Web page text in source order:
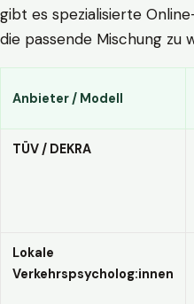
gibt es spezialisierte
die passende Mischung zu
Anbieter / Modell
TÜV / DEKRA
Lokale
Verkehrspsycholog:innen